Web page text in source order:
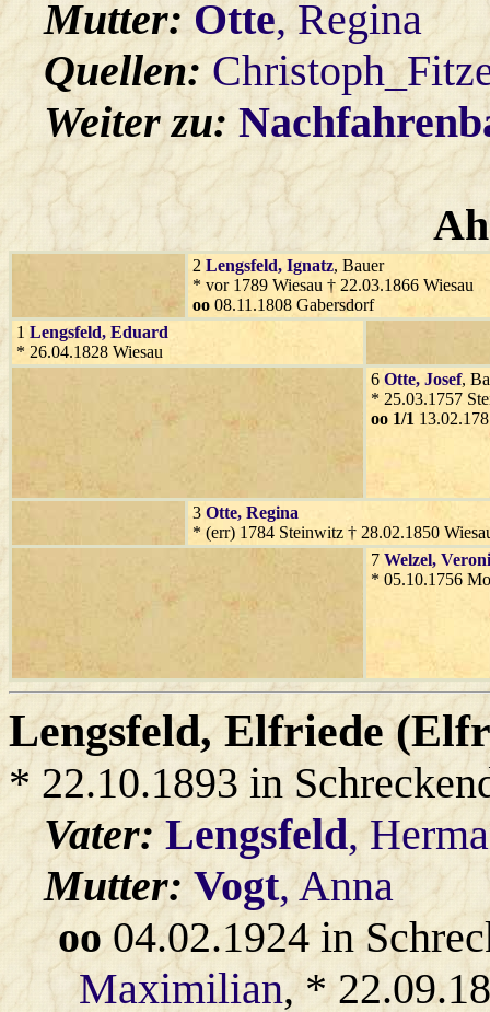
Mutter:Otte, Regina
Quellen:
Weiter zu:
2 Lengsfeld, Ignatz, Bauer
* vor 1789 Wiesau † 22.03.1866 Wiesau
oo 08.11.1808 Gabersdorf
1 Lengsfeld, Eduard
* 26.04.1828 Wiesau
6 Otte, Josef,
* 25.03.1757
oo 1/1
3 Otte, Regina
* (err) 1784 Steinwitz † 28.02.1850
7 Welzel,
* 05.10.1756
Lengsfeld, Elfriede
* 22.10.1893 in
Vater:Lengsfeld,
Mutter:Vogt, Anna
oo04.02.1924 in
Maximilian, *